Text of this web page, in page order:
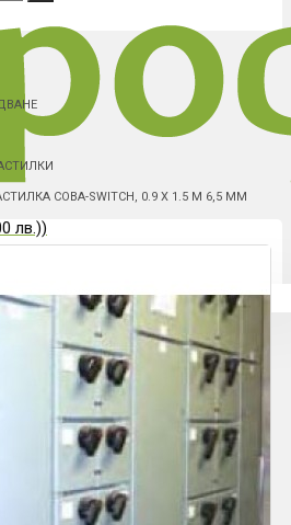
лв.))
COBA-SWITCH, 0.9 Х 1.5 М 6,5 MM